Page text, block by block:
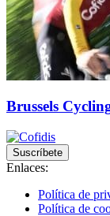
Brussels
Suscríbete
Enlaces:
Política de
Política de